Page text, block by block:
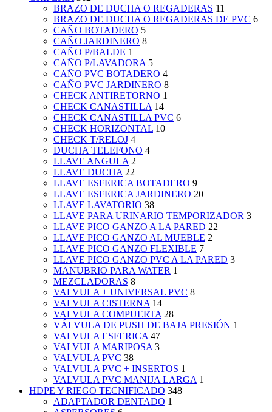
BRAZO DE DUCHA O REGADERAS 11
BRAZO DE DUCHA O REGADERAS DE PVC 6
CAÑO BOTADERO 5
CAÑO JARDINERO 8
CAÑO P/BALDE 1
CAÑO P/LAVADORA 5
CAÑO PVC BOTADERO 4
CAÑO PVC JARDINERO 8
CHECK ANTIRETORNO 1
CHECK CANASTILLA 14
CHECK CANASTILLA PVC 6
CHECK HORIZONTAL 10
CHECK T/RELOJ 4
DUCHA TELEFONO 4
LLAVE ANGULA 2
LLAVE DUCHA 22
LLAVE ESFERICA BOTADERO 9
LLAVE ESFERICA JARDINERO 20
LLAVE LAVATORIO 38
LLAVE PARA URINARIO TEMPORIZADOR 3
LLAVE PICO GANZO A LA PARED 22
LLAVE PICO GANZO AL MUEBLE 2
LLAVE PICO GANZO FLEXIBLE 7
LLAVE PICO GANZO PVC A LA PARED 3
MANUBRIO PARA WATER 1
MEZCLADORAS 8
VALVULA + UNIVERSAL PVC 8
VALVULA CISTERNA 14
VALVULA COMPUERTA 28
VÁLVULA DE PUSH DE BAJA PRESIÓN 1
VALVULA ESFERICA 47
VALVULA MARIPOSA 3
VALVULA PVC 38
VALVULA PVC + INSERTOS 1
VALVULA PVC MANIJA LARGA 1
HDPE Y RIEGO TECNIFICADO 348
ADAPTADOR DENTADO 1